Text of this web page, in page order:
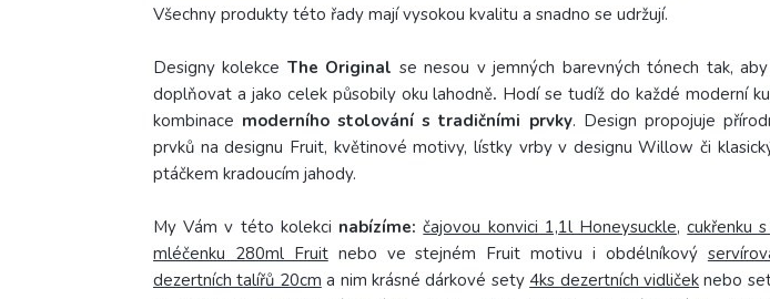
Všechny produkty této řady mají vysokou kvalitu a snadno se udržují.
Designy kolekce The Original se nesou v jemných barevných tónech tak,
doplňovat a jako celek působily oku lahodně. Hodí se tudíž do každé moderní
kombinace moderního stolování s tradičními prvky. Design propojuje
prvků na designu Fruit, květinové motivy, lístky vrby v designu Willow či
ptáčkem kradoucím jahody.
My Vám v této kolekci nabízíme:čajovou konvici 1,1l Honeysuckle,cukřenku
mléčenku 280ml Fruitnebo ve stejném Fruit motivu i obdélníkový
dezertních talířů 20cm a nim krásné dárkové sety 4ks dezertních vidličeknebo